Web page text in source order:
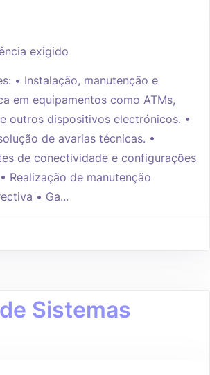
exigido
• Instalação, manutenção e
em equipamentos como ATMs,
outros dispositivos electrónicos. •
de avarias técnicas. •
de conectividade e configurações
Realização de manutenção
• Ga...
Sistemas